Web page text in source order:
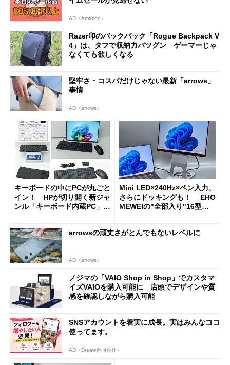
AD（Amazon）
Razer印のバックパック「Rogue Backpack V
4」は、タフで収納力バツグン ゲーマーじゃ
なくても欲しくなる
堅牢さ・コスパだけじゃない最新「arrows」
事情
AD（arrows）
キーボードの中にPCが丸ごと
イン！ HPが切り開く新ジャ
ンル「キーボード内蔵PC」の
Mini LED×240Hz×ペン入力、
さらにドッキングも！ EHO
MEWEIの"全部入り"16型モ
arrowsの頑丈さがとんでもないレベルに
AD（arrows）
ノジマの「VAIO Shop in Shop」でカスタマ
イズVAIOを購入可能に 店頭でデザインや質
感を確認しながら購入可能
SNSアカウントを着実に成長。実はみんなココ
使ってます。
AD（Dreaw合同会社）